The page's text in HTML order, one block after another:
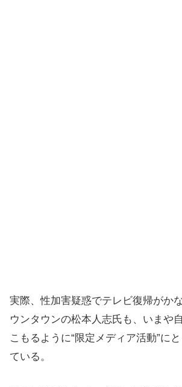
実際、性加害疑惑でテレビ復帰がか
ウンタウンの松本人志氏も、いまや
こもるように“限定メディア活動”に
ている。